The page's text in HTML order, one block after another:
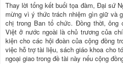
Thay lời tổng kết buổi tọa đàm, Đại sứ
mừng vì ý thức trách nhiệm gìn giữ và
chị trong Ban tổ chức. Đồng thời, ông
Việt ở nước ngoài là chủ trương của
kiện cho các hội đoàn của cộng đồng
việc hỗ trợ tài liệu, sách giáo khoa cho
ngoại giao trong đề tài này nếu cộng